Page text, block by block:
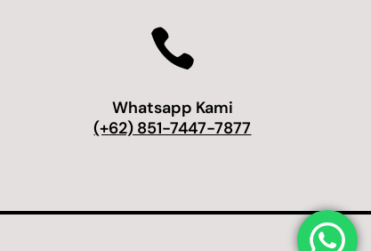

Whatsapp Kami
(+62) 851-7447-7877